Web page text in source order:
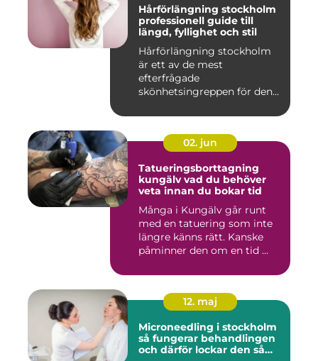
Hårförlängning stockholm
professionell guide till
längd, fyllighet och stil
Hårförlängning stockholm
är ett av de mest
efterfrågade
skönhetsingreppen för den
02. jun
Tatueringsborttagning
kungälv vad du behöver
veta innan du bokar tid
Många i Kungälv går runt
med en tatuering som inte
längre känns rätt. Kanske
påminner den om en tid ...
12. maj
Microneedling i stockholm
så fungerar behandlingen
och därför lockar den så